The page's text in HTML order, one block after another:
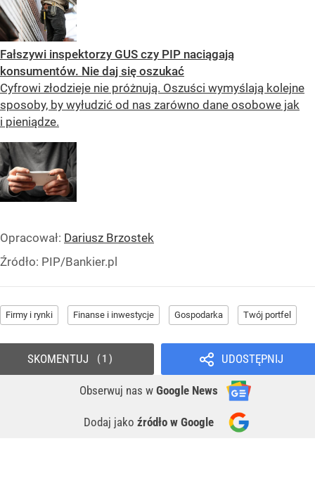
Fałszywi inspektorzy GUS czy PIP naciągają
konsumentów. Nie daj się oszukać
Cyfrowi złodzieje nie próżnują. Oszuści wymyślają kolejne
sposoby, by wyłudzić od nas zarówno dane osobowe jak
i pieniądze.
Opracował: Dariusz Brzostek
Źródło: PIP/Bankier.pl
Firmy i rynki Finanse i inwestycje Gospodarka Twój portfel
UDOSTĘPNIJ
Obserwuj nas w Google News
Dodaj jako źródło w Google
SKOMENTUJ 1